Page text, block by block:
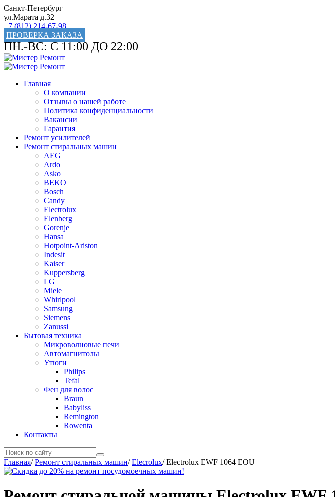
Санкт-Петербург
ул.Марата д.32
+7 (812) 214-67-98
ПРОВЕРКА ЗАКАЗА
ПН.-ВС: С 11:00 ДО 22:00
Главная
О компании
Отзывы о нашей работе
Политика конфиденциальности
Вакансии
Гарантия
Ремонт усилителей
Ремонт стиральных машин
AEG
Ardo
Asko
BEKO
Bosch
Candy
Electrolux
Elenberg
Gorenje
Hansa
Hotpoint-Ariston
Indesit
Kaiser
Kuppersberg
LG
Miele
Whirlpool
Samsung
Siemens
Zanussi
Бытовая техника
Микроволновые печи
Автомагнитолы
Утюги
Philips
Tefal
Фен для волос
Braun
Babyliss
Remington
Rowenta
Контакты
Главная/Ремонт стиральных машин/Elecrolux/Electrolux EWF 1064 EOU